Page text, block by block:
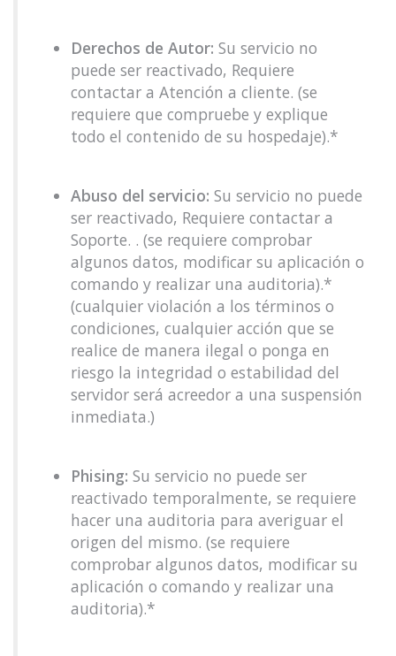
Derechos de Autor: Su servicio no
puede ser reactivado, Requiere
contactar a Atención a cliente. (se
requiere que compruebe y explique
todo el contenido de su hospedaje).*
Abuso del servicio: Su servicio no puede
ser reactivado, Requiere contactar a
Soporte. . (se requiere comprobar
algunos datos, modificar su aplicación o
comando y realizar una auditoria).*
(cualquier violación a los términos o
condiciones, cualquier acción que se
realice de manera ilegal o ponga en
riesgo la integridad o estabilidad del
servidor será acreedor a una suspensión
inmediata.)
Phising: Su servicio no puede ser
reactivado temporalmente, se requiere
hacer una auditoria para averiguar el
origen del mismo. (se requiere
comprobar algunos datos, modificar su
aplicación o comando y realizar una
auditoria).*